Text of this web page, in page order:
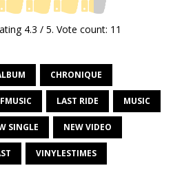
4.3 / 5. Vote count: 11
CHRONIQUE
LAST RIDE MUSIC
SINGLE NEW VIDEO
VINYLESTIMES